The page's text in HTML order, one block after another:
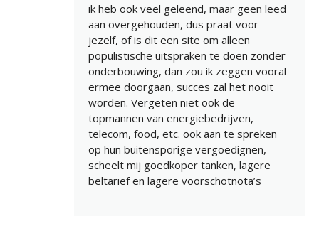
ik heb ook veel geleend, maar geen leed
aan overgehouden, dus praat voor
jezelf, of is dit een site om alleen
populistische uitspraken te doen zonder
onderbouwing, dan zou ik zeggen vooral
ermee doorgaan, succes zal het nooit
worden. Vergeten niet ook de
topmannen van energiebedrijven,
telecom, food, etc. ook aan te spreken
op hun buitensporige vergoedignen,
scheelt mij goedkoper tanken, lagere
beltarief en lagere voorschotnota’s